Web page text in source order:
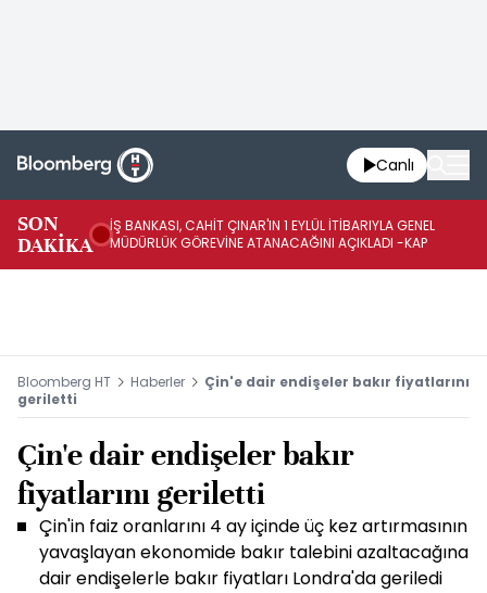
Canlı
SON
DAKİKA
İŞ BANKASI, CAHİT ÇINAR'IN 1 EYLÜL İTİBARIYLA GENEL
MÜDÜRLÜK GÖREVİNE ATANACAĞINI AÇIKLADI -KAP
Bloomberg HT Haberler
Çin'e dair endişeler bakır fiyatlarını
geriletti
Çin'e dair endişeler bakır
fiyatlarını geriletti
Çin'in faiz oranlarını 4 ay içinde üç kez artırmasının
yavaşlayan ekonomide bakır talebini azaltacağına
dair endişelerle bakır fiyatları Londra'da geriledi